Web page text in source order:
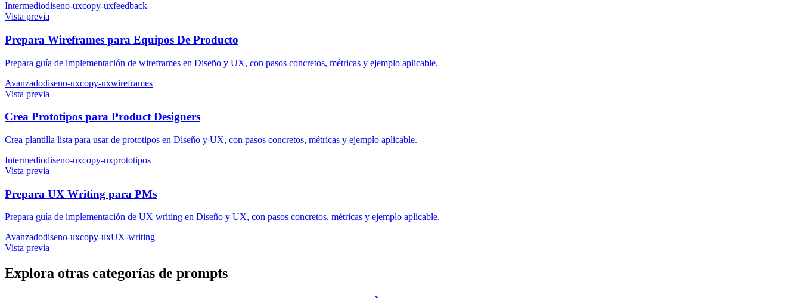
Intermediodiseno-uxcopy-uxfeedback
Vista previa
Prepara Wireframes para Equipos De Producto
Prepara guía de implementación de wireframes en Diseño y UX, con pasos concretos, métricas y ejemplo aplicable.
Avanzadodiseno-uxcopy-uxwireframes
Vista previa
Crea Prototipos para Product Designers
Crea plantilla lista para usar de prototipos en Diseño y UX, con pasos concretos, métricas y ejemplo aplicable.
Intermediodiseno-uxcopy-uxprototipos
Vista previa
Prepara UX Writing para PMs
Prepara guía de implementación de UX writing en Diseño y UX, con pasos concretos, métricas y ejemplo aplicable.
Avanzadodiseno-uxcopy-uxUX-writing
Vista previa
Explora otras categorías de prompts